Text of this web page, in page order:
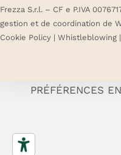
Frezza S.r.l. – CF e P.IVA
gestion et de coordination de
Cookie Policy | Whistleblowing